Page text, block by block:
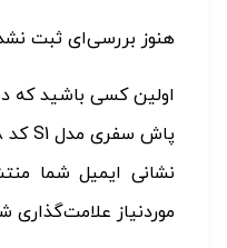
هنوز بررسی‌ای ثبت
اولین کسی باشید که
پاش سفری مدل S1 کد M9918”
نشانی ایمیل شما
موردنیاز علامت‌گذاری